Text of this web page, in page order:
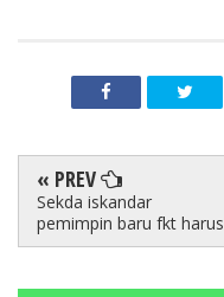
« PREV
Sekda iskandar
pemimpin baru fkt harus